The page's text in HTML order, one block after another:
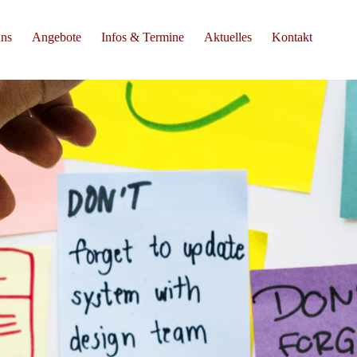
Angebote Infos & Termine Aktuelles Kontakt